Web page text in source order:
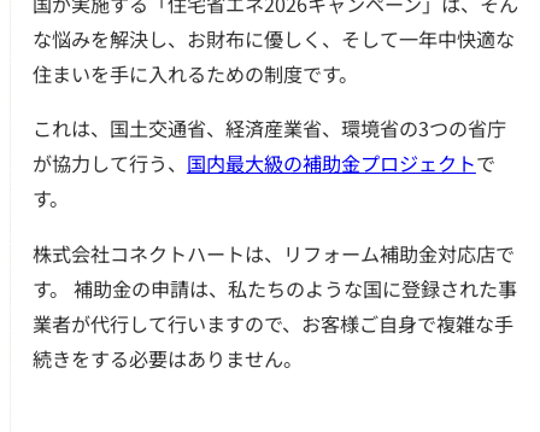
つの無料サービス
施工事例
お客様の声
な悩みを解決し、お財布に優しく、そして一年中快適な
住まいを手に入れるための制度です。
これは、国土交通省、経済産業省、環境省の3つの省庁
が協力して行う、 国内最大級の補助金プロジェクトで
す。
株式会社コネクトハートは、リフォーム補助金対応店で
す。 補助金の申請は、私たちのような国に登録された事
業者が代行して行いますので、お客様ご自身で複雑な手
続きをする必要はありません。